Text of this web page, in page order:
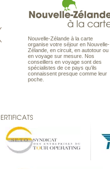
Nouvelle-Zélande à la carte
organise votre séjour en Nouvelle-
Zélande, en circuit, en autotour ou
en voyage sur mesure. Nos
conseillers en voyage sont des
spécialistes de ce pays qu’ils
connaissent presque comme leur
poche.